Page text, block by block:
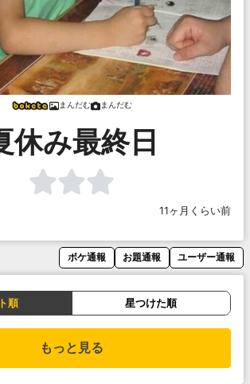
まんだむ まんだむ
休み最終日
11ヶ月くらい前
ボケ通報 お題通報 ユーザー通報
順 星つけた順
もっと見る